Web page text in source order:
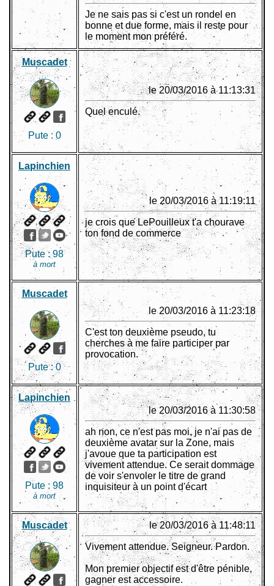
Je ne sais pas si c'est un rondel en
bonne et due forme, mais il reste pour
le moment mon préféré.
Muscadet
Pute : 0
le 20/03/2016 à 11:13:31
Quel enculé.
Lapinchien
Pute :98
à mort
le 20/03/2016 à 11:19:11
je crois que LePouilleux t'a chourave
ton fond de commerce
Muscadet
Pute :0
le 20/03/2016 à 11:23:18
C'est ton deuxième pseudo, tu
cherches à me faire participer par
provocation.
Lapinchien
Pute : 98
à mort
le 20/03/2016 à 11:30:58
ah non, ce n'est pas moi, je n'ai pas de
deuxième avatar sur la Zone, mais
j'avoue que ta participation est
vivement attendue. Ce serait dommage
de voir s'envoler le titre de grand
inquisiteur à un point d'écart
Muscadet le 20/03/2016 à 11:48:11
Vivement attendue. Seigneur. Pardon.
Mon premier objectif est d'être pénible,
gagner est accessoire.